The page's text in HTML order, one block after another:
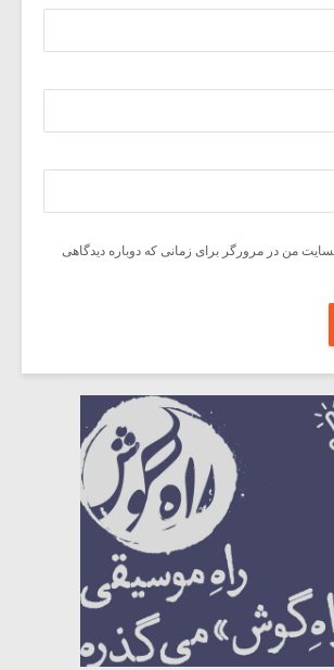
من در مرورگر برای زمانی که دوباره دیدگاهی